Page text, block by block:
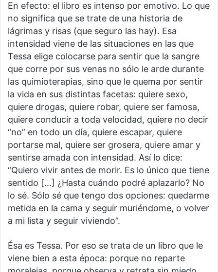
En efecto: el libro es intenso por emotivo. Lo que
no significa que se trate de una historia de
lágrimas y risas (que seguro las hay). Esa
intensidad viene de las situaciones en las que
Tessa elige colocarse para sentir que la sangre
que corre por sus venas no sólo le arde durante
las quimioterapias, sino que le quema por sentir
la vida en sus distintas facetas: quiere sexo,
quiere drogas, quiere robar, quiere ser famosa,
quiere conducir a toda velocidad, quiere no decir
“no” en todo un día, quiere escapar, quiere
portarse mal, quiere ser grosera, quiere amar y
sentirse amada con intensidad. Así lo dice:
“Quiero vivir antes de morir. Es lo único que tiene
sentido […] ¿Hasta cuándo podré aplazarlo? No
lo sé. Sólo sé que tengo dos opciones: quedarme
metida en la cama y seguir muriéndome, o volver
a mi lista y seguir viviendo”.
Ésa es Tessa. Por eso se trata de un libro que le
viene bien a esta época: porque no reparte